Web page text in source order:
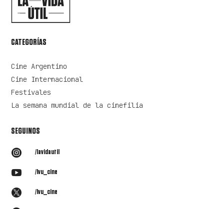
CATEGORÍAS
Cine Argentino
Cine Internacional
Festivales
La semana mundial de la cinefilia
SEGUINOS
 /lavidautil
 /lvu_cine
 /lvu_cine